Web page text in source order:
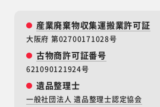
産業廃棄物収集運搬業許可証
大阪府 第02700171028号
古物商許可証番号
621090121924号
遺品整理士
一般社団法人 遺品整理士認定協会